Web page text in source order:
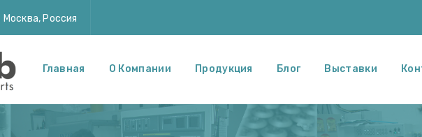
Москва, Россия
Главная О Компании Продукция Блог Выставки